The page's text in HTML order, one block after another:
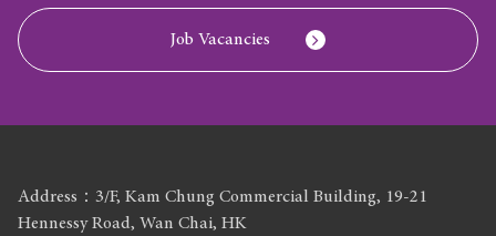
Job Vacancies
Address：3/F, Kam Chung Commercial Building, 19-21
Hennessy Road, Wan Chai, HK